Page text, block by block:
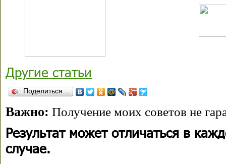
Другие статьи
Поделиться…
Важно: Получение моих советов не
Результат может отличаться в
случае.